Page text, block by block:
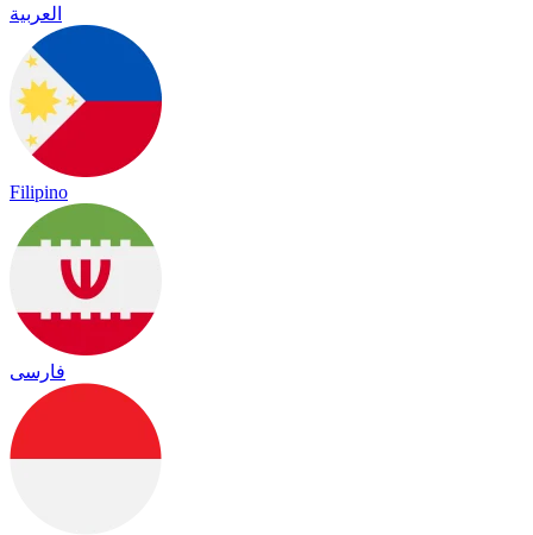
العربية
Filipino
فارسی